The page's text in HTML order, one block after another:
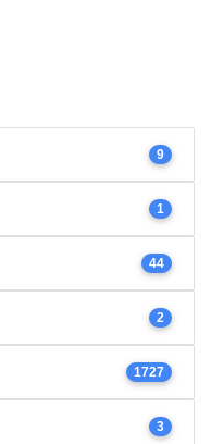
9
1
44
2
1727
3